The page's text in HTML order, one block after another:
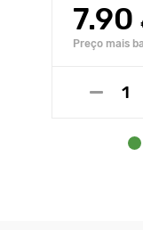
7.90
Preço mais